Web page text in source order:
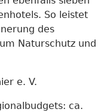
So leistet
des
Naturschutz und
e. V.
ca.